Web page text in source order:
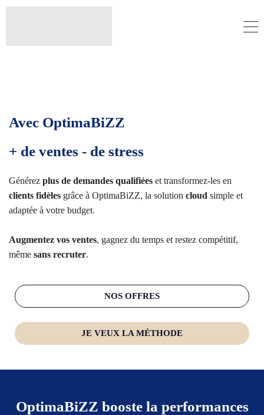
Avec OptimaBiZZ
+ de ventes - de stress
Générez plus de demandes qualifiées et transformez-les en
clients fidèles grâce à OptimaBiZZ, la solution cloud simple et
adaptée à votre budget.
Augmentez vos ventes, gagnez du temps et restez compétitif,
même sans recruter.
NOS OFFRES
JE VEUX LA MÉTHODE
OptimaBiZZ booste la performances